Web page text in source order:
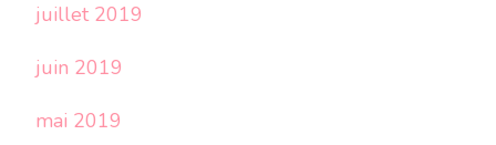
juillet 2019
juin 2019
mai 2019